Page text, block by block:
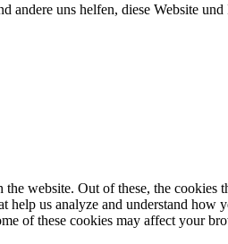
andere uns helfen, diese Website
website. Out of these, the cookies
us analyze and understand
of these cookies may affect your